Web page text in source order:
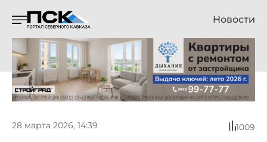
Новости
28 марта 2026, 14:39 1009